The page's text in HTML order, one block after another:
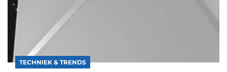
TECHNIEK & TRENDS